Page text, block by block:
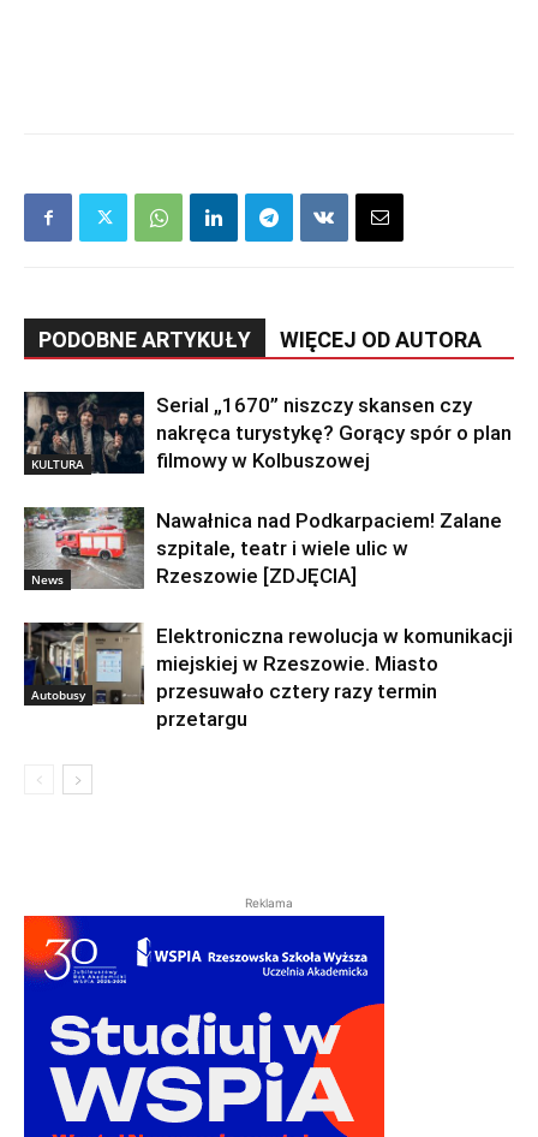
PODOBNE ARTYKUŁY WIĘCEJ OD AUTORA
KULTURA
Serial „1670” niszczy skansen czy
nakręca turystykę? Gorący spór o plan
filmowy w Kolbuszowej
News
Nawałnica nad Podkarpaciem! Zalane
szpitale, teatr i wiele ulic w
Rzeszowie [ZDJĘCIA]
Autobusy
Elektroniczna rewolucja w komunikacji
miejskiej w Rzeszowie. Miasto
przesuwało cztery razy termin
przetargu
Reklama